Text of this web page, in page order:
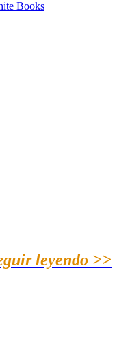
Books
leyendo >>